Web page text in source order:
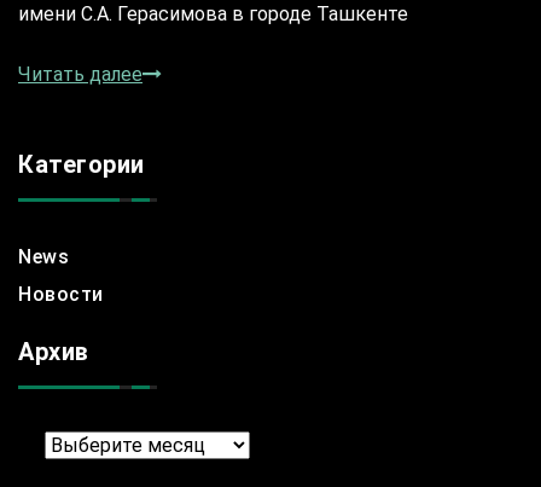
имени С.А. Герасимова в городе Ташкенте
Читать далее
Категории
News
Новости
Архив
Архив